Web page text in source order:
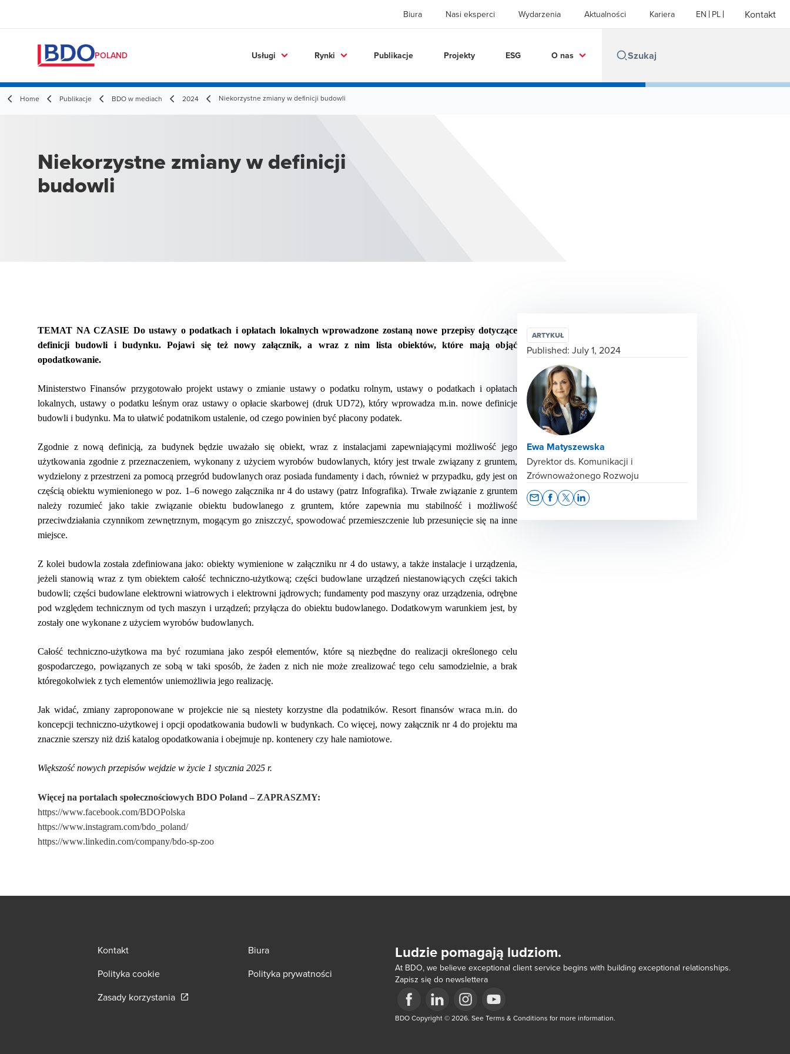
Biura Nasi eksperci Wydarzenia Aktualności Kariera EN PL Kontakt
POLAND Usługi Rynki Publikacje Projekty ESG O nas
Home Publikacje BDO w mediach 2024 Niekorzystne zmiany w definicji budowli
Niekorzystne zmiany w definicji
budowli
TEMAT NA CZASIE Do ustawy o podatkach i opłatach lokalnych wprowadzone zostaną nowe przepisy dotyczące
definicji budowli i budynku. Pojawi się też nowy załącznik, a wraz z nim lista obiektów, które mają objąć
opodatkowanie.
Ministerstwo Finansów przygotowało projekt ustawy o zmianie ustawy o podatku rolnym, ustawy o podatkach i opłatach
lokalnych, ustawy o podatku leśnym oraz ustawy o opłacie skarbowej (druk UD72), który wprowadza m.in. nowe definicje
budowli i budynku. Ma to ułatwić podatnikom ustalenie, od czego powinien być płacony podatek.
Zgodnie z nową definicją, za budynek będzie uważało się obiekt, wraz z instalacjami zapewniającymi możliwość jego
użytkowania zgodnie z przeznaczeniem, wykonany z użyciem wyrobów budowlanych, który jest trwale związany z gruntem,
wydzielony z przestrzeni za pomocą przegród budowlanych oraz posiada fundamenty i dach, również w przypadku, gdy jest on
częścią obiektu wymienionego w poz. 1–6 nowego załącznika nr 4 do ustawy (patrz Infografika). Trwałe związanie z gruntem
należy rozumieć jako takie związanie obiektu budowlanego z gruntem, które zapewnia mu stabilność i możliwość
przeciwdziałania czynnikom zewnętrznym, mogącym go zniszczyć, spowodować przemieszczenie lub przesunięcie się na inne
miejsce.
Z kolei budowla została zdefiniowana jako: obiekty wymienione w załączniku nr 4 do ustawy, a także instalacje i urządzenia,
jeżeli stanowią wraz z tym obiektem całość techniczno-użytkową; części budowlane urządzeń niestanowiących części takich
budowli; części budowlane elektrowni wiatrowych i elektrowni jądrowych; fundamenty pod maszyny oraz urządzenia, odrębne
pod względem technicznym od tych maszyn i urządzeń; przyłącza do obiektu budowlanego. Dodatkowym warunkiem jest, by
zostały one wykonane z użyciem wyrobów budowlanych.
Całość techniczno-użytkowa ma być rozumiana jako zespół elementów, które są niezbędne do realizacji określonego celu
gospodarczego, powiązanych ze sobą w taki sposób, że żaden z nich nie może zrealizować tego celu samodzielnie, a brak
któregokolwiek z tych elementów uniemożliwia jego realizację.
Jak widać, zmiany zaproponowane w projekcie nie są niestety korzystne dla podatników. Resort finansów wraca m.in. do
koncepcji techniczno-użytkowej i opcji opodatkowania budowli w budynkach. Co więcej, nowy załącznik nr 4 do projektu ma
znacznie szerszy niż dziś katalog opodatkowania i obejmuje np. kontenery czy hale namiotowe.
Większość nowych przepisów wejdzie w życie 1 stycznia 2025 r.
Więcej na portalach społecznościowych BDO Poland – ZAPRASZMY:
https://www.facebook.com/BDOPolska
https://www.instagram.com/bdo_poland/
https://www.linkedin.com/company/bdo-sp-zoo
ARTYKUŁ
Published: July 1, 2024
Ewa Matyszewska
Dyrektor ds. Komunikacji i
Zrównoważonego Rozwoju
Kontakt
Biura
Polityka cookie
Polityka prywatności
Zasady korzystaniaOpens in a new window/tab
Ludzie pomagają ludziom.
At BDO, we believe exceptional client service begins with building exceptional relationships.
Zapisz się do newslettera
Opens in a new window/tab
Opens in a new window/tab
Opens in a new window/tab
Opens in a new window/tab
BDO Copyright © 2026. See Terms & Conditions for more information.